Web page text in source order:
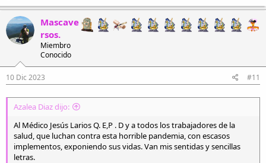
Mascave
rsos.
Miembro
Conocido
10 Dic 2023 #11
Azalea Diaz dijo:
Al Médico Jesús Larios Q. E,P . D y a todos los trabajadores de la
salud, que luchan contra esta horrible pandemia, con escasos
implementos, exponiendo sus vidas. Van mis sentidas y sencillas
letras.